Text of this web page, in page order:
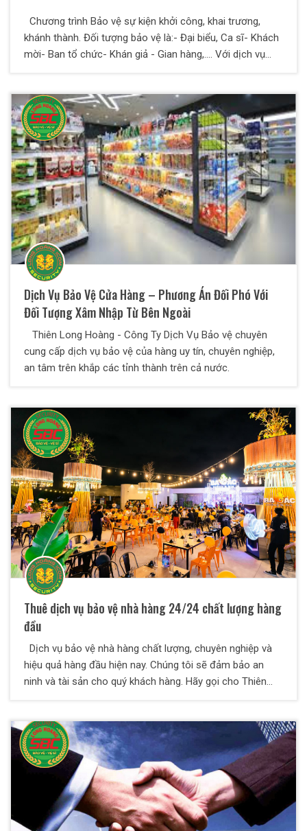
Chương trình Bảo vệ sự kiện khởi công, khai trương,
khánh thành. Đối tượng bảo vệ là:- Đại biểu, Ca sĩ- Khách
mời- Ban tổ chức- Khán giả - Gian hàng,.... Với dịch vụ
kinh doanh của mình.
Dịch Vụ Bảo Vệ Cửa Hàng – Phương Án Đối Phó Với
Đối Tượng Xâm Nhập Từ Bên Ngoài
Thiên Long Hoàng - Công Ty Dịch Vụ Bảo vệ chuyên
cung cấp dịch vụ bảo vệ của hàng uy tín, chuyên nghiệp,
an tâm trên khắp các tỉnh thành trên cả nước.
Thuê dịch vụ bảo vệ nhà hàng 24/24 chất lượng hàng
đầu
Dịch vụ bảo vệ nhà hàng chất lượng, chuyên nghiệp và
hiệu quả hàng đầu hiện nay. Chúng tôi sẽ đảm bảo an
ninh và tài sản cho quý khách hàng. Hãy gọi cho Thiên